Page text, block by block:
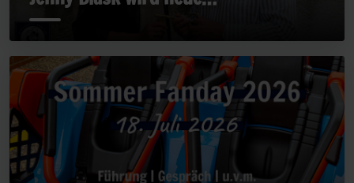
Geschäftsführerin